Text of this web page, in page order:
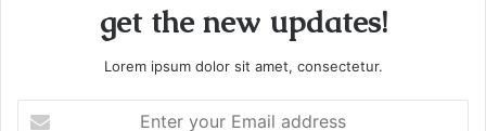
get the new updates!
Lorem ipsum dolor sit amet, consectetur.